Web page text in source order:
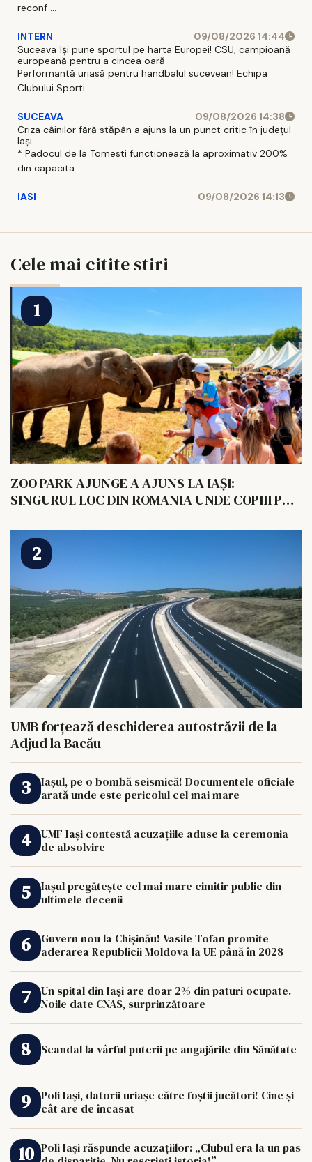
reconf ...
INTERN
09/08/2026 14:44
Suceava își pune sportul pe harta Europei! CSU, campioană
europeană pentru a cincea oară
Performantă uriasă pentru handbalul sucevean! Echipa
Clubului Sporti ...
SUCEAVA
09/08/2026 14:38
Criza câinilor fără stăpân a ajuns la un punct critic în județul
Iași
* Padocul de la Tomesti functionează la aproximativ 200%
din capacita ...
IASI 09/08/2026 14:13
Cele mai citite stiri
ZOO PARK AJUNGE A AJUNS LA IAȘI:
SINGURUL LOC DIN ROMANIA UNDE COPIII POT
HRANI UN ELEFANT
UMB forțează deschiderea autostrăzii de la
Adjud la Bacău
Iașul, pe o bombă seismică! Documentele oficiale
arată unde este pericolul cel mai mare
UMF Iași contestă acuzațiile aduse la ceremonia
de absolvire
Iașul pregătește cel mai mare cimitir public din
ultimele decenii
Guvern nou la Chișinău! Vasile Tofan promite
aderarea Republicii Moldova la UE până în 2028
Un spital din Iași are doar 2% din paturi ocupate.
Noile date CNAS, surprinzătoare
Scandal la vârful puterii pe angajările din Sănătate
Poli Iași, datorii uriașe către foștii jucători! Cine și
cât are de încasat
Poli Iași răspunde acuzațiilor: „Clubul era la un pas